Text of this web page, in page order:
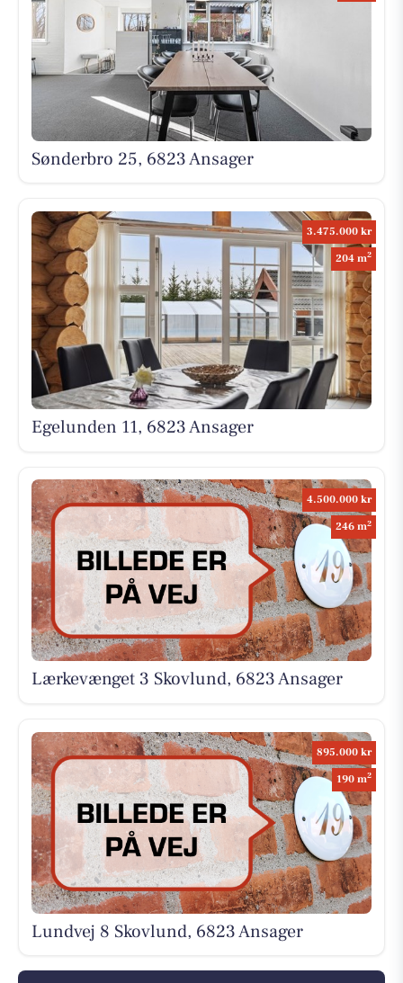
Sønderbro 25, 6823 Ansager
3.475.000 kr
204 m2
Egelunden 11, 6823 Ansager
4.500.000 kr
246 m2
Lærkevænget 3 Skovlund, 6823 Ansager
895.000 kr
190 m2
Lundvej 8 Skovlund, 6823 Ansager